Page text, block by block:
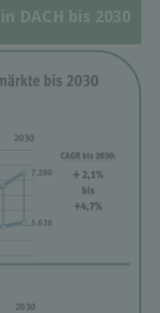
DACH bis 2030